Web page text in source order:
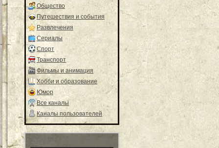
Общество
Путешествия и события
Развлечения
Сериалы
Спорт
Транспорт
Фильмы и анимация
Хобби и образование
Юмор
Все каналы
Каналы пользователей